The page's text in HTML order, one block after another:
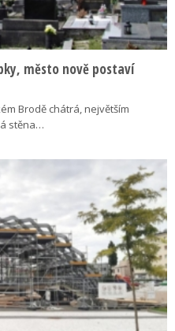
město nově postaví
Brodě chátrá, největším
stěna…